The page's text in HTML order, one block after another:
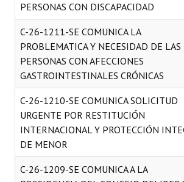
Carta Orgánica 2007
Reglamento Interno
Digesto
Organigrama
DOCUMENTOS
Informes de Gestión
PERSONAS CON DISCAPACIDAD
C-26-1211-SE COMUNICA LA
PROBLEMATICA Y NECESIDAD DE LAS
PERSONAS CON AFECCIONES
GASTROINTESTINALES CRÓNICAS
C-26-1210-SE COMUNICA SOLICITUD
URGENTE POR RESTITUCIÓN
INTERNACIONAL Y PROTECCIÓN
DE MENOR
C-26-1209-SE COMUNICA A LA